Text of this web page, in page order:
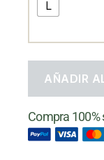
L
AÑADIR
Compra 100%